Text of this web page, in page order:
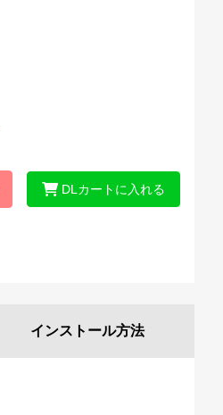
DLカートに入れる
インストール方法